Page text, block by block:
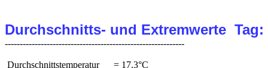
Durchschnitts- und Extremwerte  Tag:
Durchschnittstemperatur      = 17.3°C